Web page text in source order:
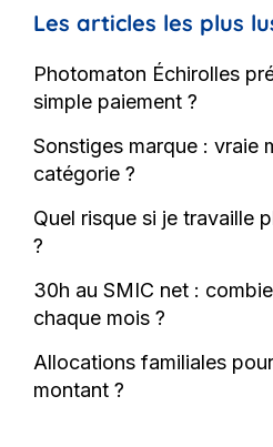
Les articles les plus
Photomaton Échirolles
simple paiement ?
Sonstiges marque : vraie
catégorie ?
Quel risque si je travaille
?
30h au SMIC net :
chaque mois ?
Allocations familiales
montant ?